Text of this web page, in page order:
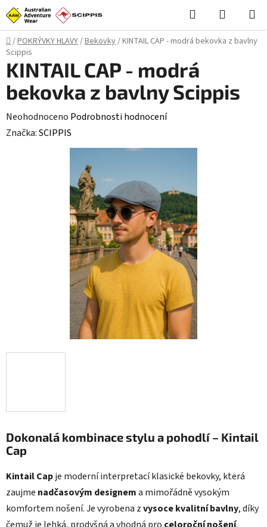
Přejít
na
obsah
Hledat
KOŠÍK
Domů
/POKRÝVKY HLAVY/Bekovky/KINTAIL CAP - modrá bekovka z bavlny
Scippis
Dokonalá kombinace stylu a pohodlí – Kintail
Cap
Kintail Capje moderní interpretací klasické bekovky, která
zaujme nadčasovým designema mimořádně vysokým
komfortem nošení. Je vyrobena zvysoce kvalitní bavlny, díky
KINTAIL CAP - modrá
bekovka z bavlny Scippis
Průměrné
hodnocení
Neohodnoceno Podrobnosti hodnocení
Značka:SCIPPIS